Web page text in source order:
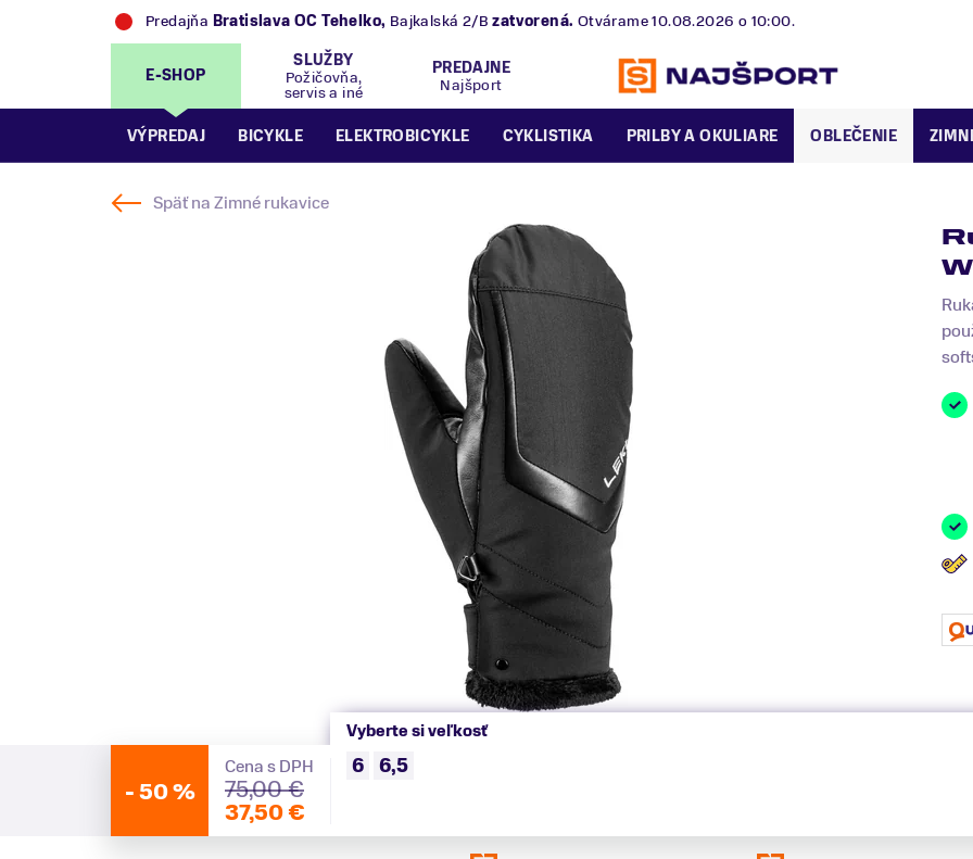
Predajňa Bratislava OC Tehelko, Bajkalská 2/B zatvorená. Otvárame 10.08.2026 o 10:00.
E-SHOP
SLUŽBY
Požičovňa,
servis a iné
PREDAJNE
Najšport
VÝPREDAJ BICYKLE ELEKTROBICYKLE CYKLISTIKA PRILBY A OKULIARE OBLEČENIE
Späť naZimné rukavice
-50 %
Cena s DPH
75,00 €
37,50 €
Vyberte si veľkosť
6 6,5